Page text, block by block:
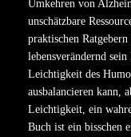
Umkehren von
unschätzbare
praktischen
lebensverändernd
Leichtigkeit des
ausbalancieren kann,
Leichtigkeit, ein
Buch ist ein bisschen